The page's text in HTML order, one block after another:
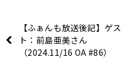
【ふぁんも放送後記】ゲス
ト：前島亜美さん
（2024.11/16 OA #86）